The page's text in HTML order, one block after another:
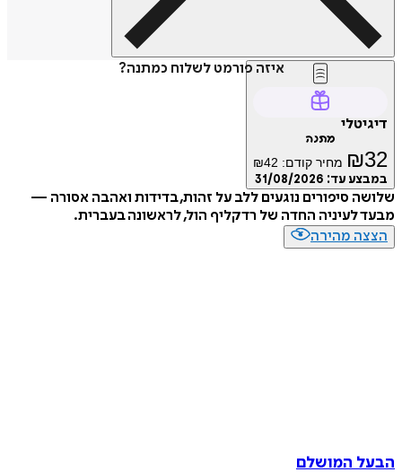
איזה פורמט לשלוח כמתנה?
₪ מחיר קודם: ₪42
עד:31/08/2026
סיפורים נוגעים ללב על זהות, בדידות ואהבה אסורה —
לעיניה החדה של רדקליף הול, לראשונה בעברית.
מהירה
המושלם